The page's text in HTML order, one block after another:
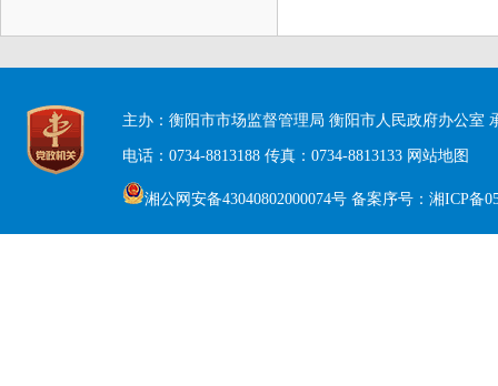
主办：衡阳市市场监督管理局 衡阳市人民政府办公室
电话：0734-8813188 传真：0734-8813133 网站地图
湘公网安备43040802000074号 备案序号：湘ICP备